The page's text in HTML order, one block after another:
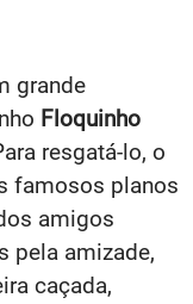
grande
Floquinho
resgatá-lo, o
famosos planos
amigos
pela amizade,
caçada,